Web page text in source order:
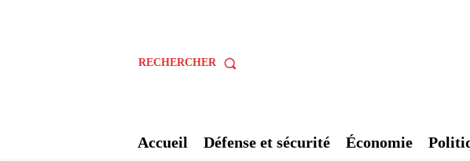
RECHERCHER
Accueil Défense et sécurité Économie